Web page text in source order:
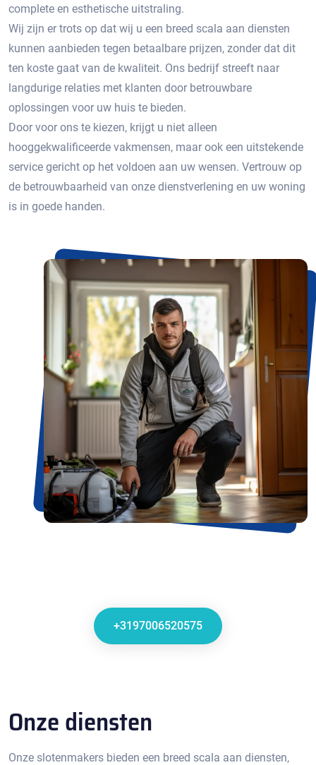
complete en esthetische uitstraling.
Wij zijn er trots op dat wij u een breed scala aan diensten
kunnen aanbieden tegen betaalbare prijzen, zonder dat dit
ten koste gaat van de kwaliteit. Ons bedrijf streeft naar
langdurige relaties met klanten door betrouwbare
oplossingen voor uw huis te bieden.
Door voor ons te kiezen, krijgt u niet alleen
hooggekwalificeerde vakmensen, maar ook een uitstekende
service gericht op het voldoen aan uw wensen. Vertrouw op
de betrouwbaarheid van onze dienstverlening en uw woning
is in goede handen.
+3197006520575
Onze diensten
Onze slotenmakers bieden een breed scala aan diensten‚